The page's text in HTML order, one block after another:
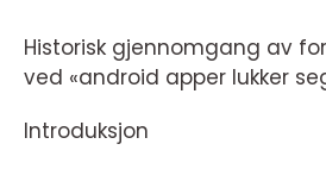
Historisk gjennomgang av
ved «android apper lukker
Introduksjon